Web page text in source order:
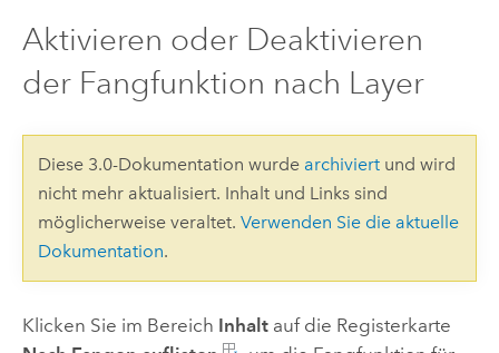
Aktivieren oder Deaktivieren
der Fangfunktion nach Layer
Diese 3.0-Dokumentation wurde archiviertund wird
nicht mehr aktualisiert. Inhalt und Links sind
möglicherweise veraltet. Verwenden Sie die aktuelle
Dokumentation.
Klicken Sie im Bereich Inhaltauf die Registerkarte